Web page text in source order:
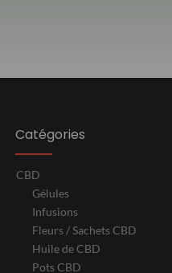
Catégories
CBD
Gélules
Infusions
Fleurs / Sachets CBD
Huile de CBD
Pots CBD